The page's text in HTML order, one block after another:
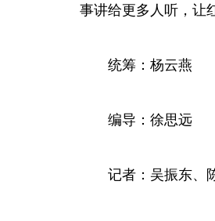
事讲给更多人听，让
统筹：杨云燕
编导：徐思远
记者：吴振东、陈